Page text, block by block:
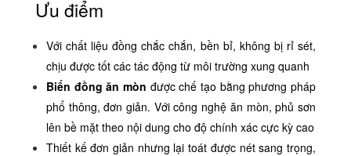
Ưu điểm
Với chất liệu đồng chắc chắn, bền bỉ, không bị rỉ sét,
chịu được tốt các tác động từ môi trường xung quanh
Biển đồng ăn mòn được chế tạo bằng phương pháp
phổ thông, đơn giản. Với công nghệ ăn mòn, phủ sơn
lên bề mặt theo nội dung cho độ chính xác cực kỳ cao
Thiết kế đơn giản nhưng lại toát được nét sang trọng,